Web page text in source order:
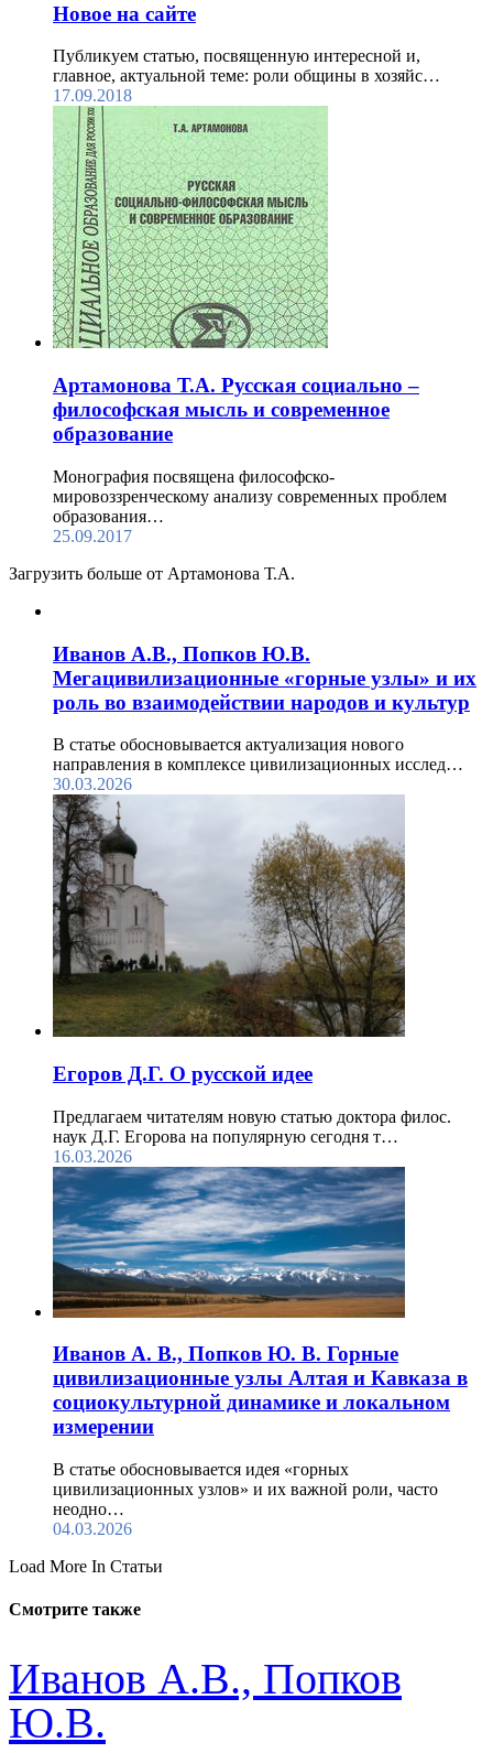
Новое на сайте
Публикуем статью, посвященную интересной и,
главное, актуальной теме: роли общины в хозяйс…
17.09.2018
Артамонова Т.А. Русская социально –
философская мысль и современное
образование
Монография посвящена философско-
мировоззренческому анализу современных проблем
образования…
25.09.2017
Загрузить больше от Артамонова Т.А.
Иванов А.В., Попков Ю.В.
Мегацивилизационные «горные узлы» и их
роль во взаимодействии народов и культур
В статье обосновывается актуализация нового
направления в комплексе цивилизационных исслед…
30.03.2026
Егоров Д.Г. О русской идее
Предлагаем читателям новую статью доктора филос.
наук Д.Г. Егорова на популярную сегодня т…
16.03.2026
Иванов А. В., Попков Ю. В. Горные
цивилизационные узлы Алтая и Кавказа в
социокультурной динамике и локальном
измерении
В статье обосновывается идея «горных
цивилизационных узлов» и их важной роли, часто
неодно…
04.03.2026
Load More In Статьи
Смотрите также
Иванов А.В., Попков
Ю.В.